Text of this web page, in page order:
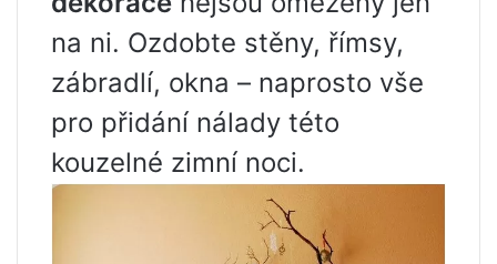
na ni. Ozdobte stěny, římsy,
zábradlí, okna – naprosto vše
pro přidání nálady této
kouzelné zimní noci.